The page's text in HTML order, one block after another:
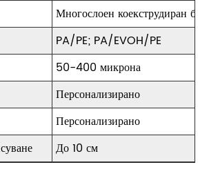
Многослоен коекструдиран
PA/PE; PA/EVOH/PE
50-400 микрона
Персонализирано
Персонализирано
До 10 см